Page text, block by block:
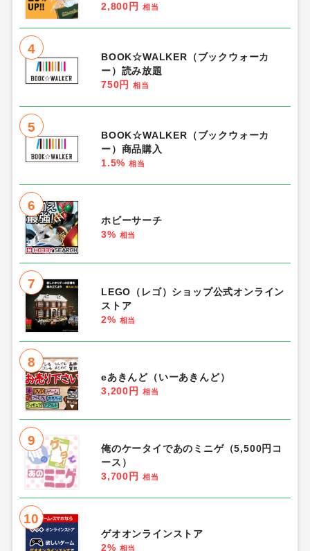
2,800円
相当
4
BOOK☆WALKER（ブックウォーカ
ー）読み放題
750円
相当
5
BOOK☆WALKER（ブックウォーカ
ー）商品購入
1.5% 相当
6
ホビーサーチ
3% 相当
7
LEGO（レゴ）ショップ公式オンライン
ストア
2% 相当
8
eあきんど（いーあきんど）
3,200円
相当
9
俺のケータイであのミニゲ（5,500円コ
ース）
3,700円
相当
10
ゲオオンラインストア
2% 相当